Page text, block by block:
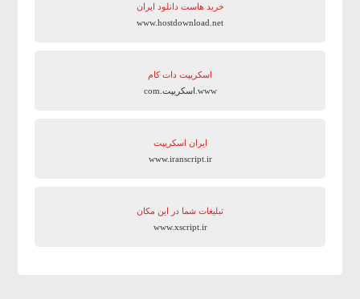
خرید هاست دانلود ایران
www.hostdownload.net
اسکریپت دات کام
www.اسکریپت.com
ایران اسکریپت
www.iranscript.ir
تبلیغات شما در این مکان
www.xscript.ir